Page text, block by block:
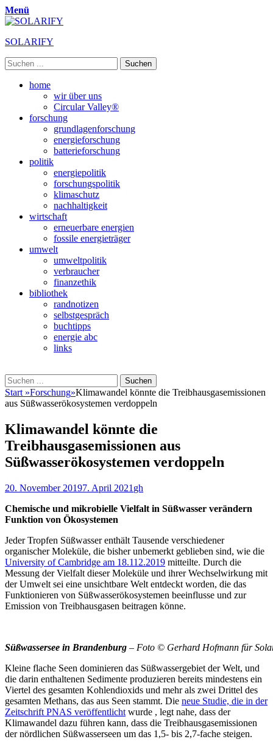
Menü
SOLARIFY
Suchen
nach:
Primäres
Zum
home
wir über uns
Circular Valley®
forschung
grundlagenforschung
energieforschung
batterieforschung
politik
energiepolitik
forschungspolitik
klimaschutz
nachhaltigkeit
wirtschaft
erneuerbare energien
fossile energieträger
umwelt
umweltpolitik
verbraucher
finanzethik
bibliothek
randnotizen
selbstgespräch
buchtipps
energie abc
links
Suchen
Suchen
nach:
Start »Forschung»Klimawandel könnte die Treibhausgasemissionen
aus Süßwasserökosystemen verdoppeln
Klimawandel könnte die
Treibhausgasemissionen aus
Süßwasserökosystemen verdoppeln
Veröffentlicht
20. November 20197. April 2021 Autor
gh
Chemische und mikrobielle Vielfalt in Süßwasser verändern
Funktion von Ökosystemen
Jeder Tropfen Süßwasser enthält Tausende verschiedener
organischer Moleküle, die bisher unbemerkt geblieben sind, wie die
University of Cambridge am 18.112.2019 mitteilte. Durch die
Messung der Vielfalt dieser Moleküle und ihrer Wechselwirkung mit
der Umwelt sei eine unsichtbare Welt entdeckt worden, die das
Funktionieren von Süßwasserökosystemen beeinflusse und zur
Emission von Treibhausgasen beitragen könne.
Süßwassersee in Brandenburg – Foto © Gerhard Hofmann für
Kleine flache Seen dominieren das Süßwassergebiet der Welt, und
die darin enthaltenen Sedimente produzieren bereits mindestens ein
Viertel des gesamten Kohlendioxids und mehr als zwei Drittel des
gesamten Methans, das aus Seen stammt. Die neue Studie, die in der
Zeitschrift PNAS veröffentlicht wurde , legt nahe, dass der
Klimawandel dazu führen kann, dass die Treibhausgasemissionen
der nördlichen Süßwasserseen um das 1,5- bis 2,7-fache steigen.